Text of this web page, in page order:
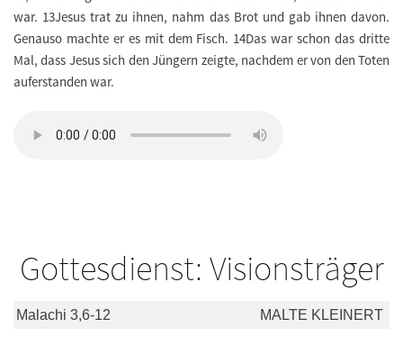
war. 13Jesus trat zu ihnen, nahm das Brot und gab ihnen davon.
Genauso machte er es mit dem Fisch. 14Das war schon das dritte
Mal, dass Jesus sich den Jüngern zeigte, nachdem er von den Toten
auferstanden war.
Gottesdienst: Visionsträger
Malachi 3,6-12 MALTE KLEINERT